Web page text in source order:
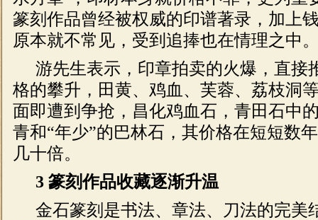
篆刻作品曾经被权威的印谱著录，加上
原本就不常见，受到追捧也在情理之中
游先生表示，印章拍卖的火爆，直接
格的攀升，田黄、鸡血、芙蓉、荔枝洞
面即遭到争抢，昌化鸡血石，青田石中
青和“年少”的巴林石，其价格在短短数
几十倍。
3 篆刻作品收藏逐渐升温
金石篆刻是书法、章法、刀法的完美